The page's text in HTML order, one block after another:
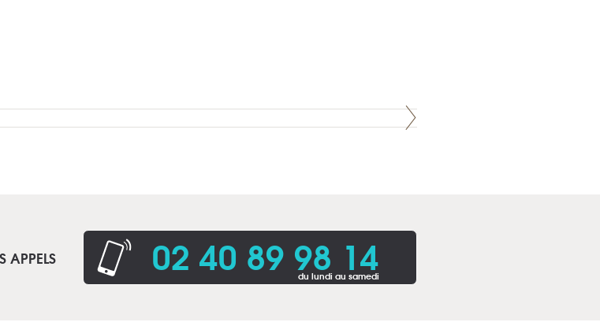
APPELS 02 40 89 98 14
du lundi au samedi